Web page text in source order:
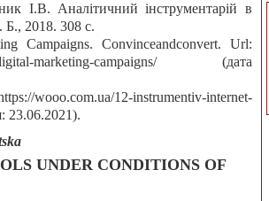
І.В. Аналітичний інструментарій в
2018. 308 с.
Convinceandconvert. Url:
digital-marketing-campaigns/ (дата
wooo.com.ua/12-instrumentiv-internet-
23.06.2021).
UNDER CONDITIONS OF